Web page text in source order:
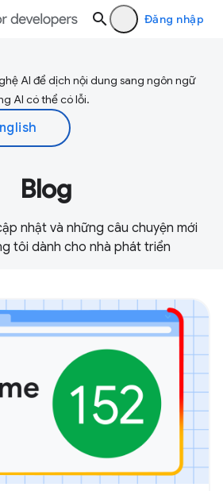
Đăng nhập
AI để dịch nội dung sang ngôn ngữ
AI có thể có lỗi.
Blog
nhật và những câu chuyện mới
tôi dành cho nhà phát triển